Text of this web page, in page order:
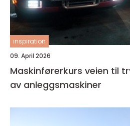
inspiration
09. April 2026
Maskinførerkurs veien til trygg og lovlig bruk
av anleggsmaskiner